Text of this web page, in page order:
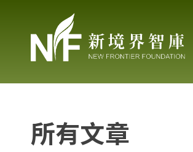
所有文章